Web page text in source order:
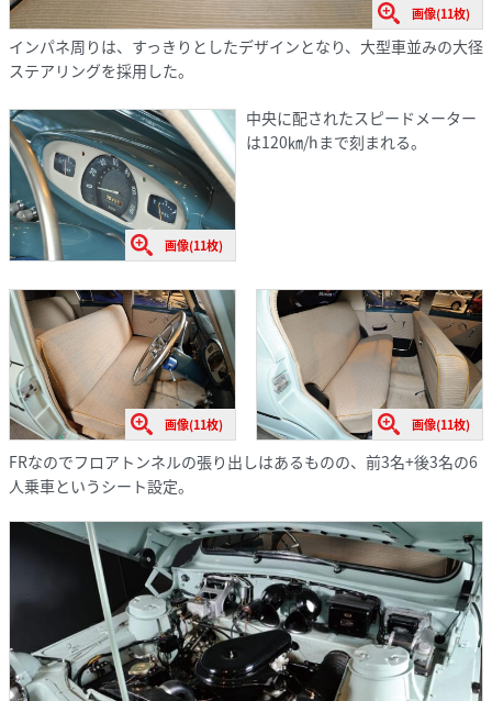
画像(11枚)
インパネ周りは、すっきりとしたデザインとなり、大型車並みの大径
ステアリングを採用した。
画像(11枚)
中央に配されたスピードメーター
は120㎞/hまで刻まれる。
画像(11枚) 画像(11枚)
FRなのでフロアトンネルの張り出しはあるものの、前3名+後3名の6
人乗車というシート設定。